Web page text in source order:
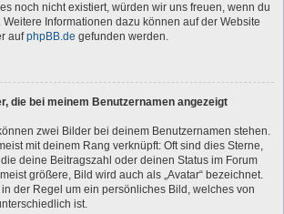
noch nicht existiert, würden wir uns freuen, wenn du
Informationen dazu können auf der Website
aufphpBB.de gefunden werden.
die bei meinem Benutzernamen angezeigt
zwei Bilder bei deinem Benutzernamen stehen.
mit deinem Rang verknüpft: Oft sind dies Sterne,
deine Beitragszahl oder deinen Status im Forum
größere, Bild wird auch als „Avatar“ bezeichnet.
der Regel um ein persönliches Bild, welches von
ist.